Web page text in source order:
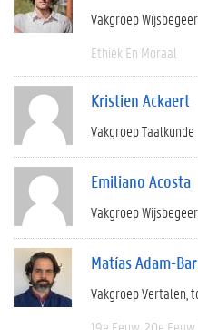
Vakgroep
Ethiek En Moraal
Kristien Ackaert
Vakgroep Taalkunde
Emiliano Acosta
Vakgroep
Matías Adam-
Vakgroep Vertalen,